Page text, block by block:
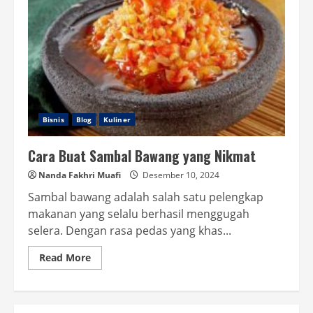
Bisnis Blog Kuliner
Cara Buat Sambal Bawang yang Nikmat
Nanda Fakhri Muafi Desember 10, 2024
Sambal bawang adalah salah satu pelengkap
makanan yang selalu berhasil menggugah
selera. Dengan rasa pedas yang khas...
Read MoreRead
more